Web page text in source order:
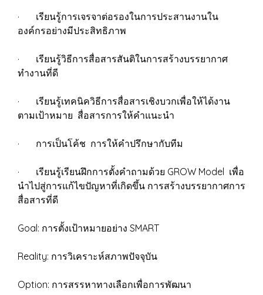
· เรียนรู้การเจรจาต่อรองในการประสานงานใน
องค์กรอย่างมีประสิทธิภาพ
· เรียนรู้วิธีการสื่อสารสันติในการสร้างบรรยากาศ
ทำงานที่ดี
· เรียนรู้เทคนิควิธีการสื่อสารเชิงบวกเพื่อให้ได้งาน
ตามเป้าหมาย สื่อสารการให้คำแนะนำ
· การเป็นโค้ช การให้คำปรึกษากับทีม
· เรียนรู้เรียนฝึกการตั้งคำถามด้วย GROW Model เพื่อ
นำไปสู่การแก้ไขปัญหาที่เกิดขึ้น การสร้างบรรยากาศการ
สื่อสารที่ดี
Goal: การตั้งเป้าหมายอย่าง SMART
Reality: การวิเคราะห์สภาพปัจจุบัน
Option: การสรรหาทางเลือกเพื่อการพัฒนา